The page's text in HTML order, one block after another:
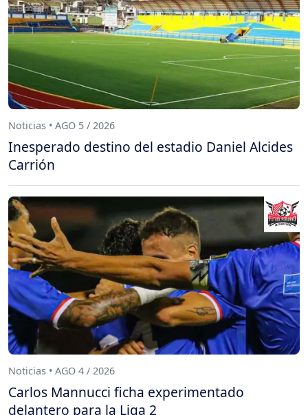
Noticias • AGO 5 / 2026
Inesperado destino del estadio Daniel Alcides
Carrión
Noticias • AGO 4 / 2026
Carlos Mannucci ficha experimentado
delantero para la Liga 2